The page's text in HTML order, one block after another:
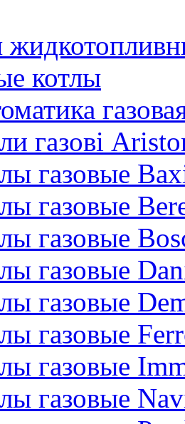
котлы
газові
газовые
газовые
газовые
газовые
газовые
газовые
газовые
газовые